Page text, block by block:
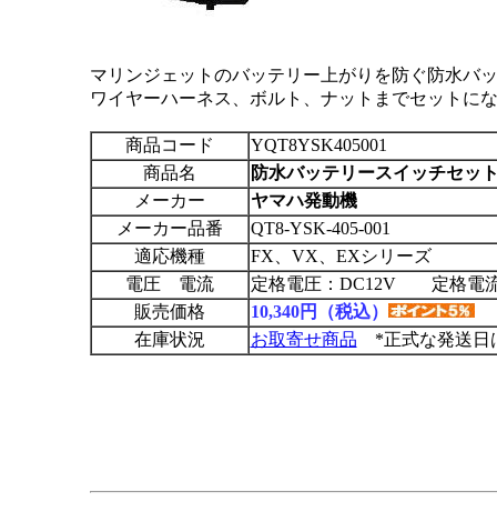
マリンジェットのバッテリー上がりを防ぐ防水バ
ワイヤーハーネス、ボルト、ナットまでセットに
商品コード
YQT8YSK405001
商品名
防水バッテリースイッチセッ
メーカー
ヤマハ発動機
メーカー品番
QT8-YSK-405-001
適応機種
FX、VX、EXシリーズ
電圧 電流
定格電圧：DC12V 定格電
販売価格
10,340円（税込）
在庫状況
お取寄せ商品 *正式な発送日